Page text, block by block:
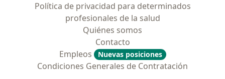
Política de privacidad para determinados
profesionales de la salud
Quiénes somos
Contacto
Empleos
Nuevas posiciones
Condiciones Generales de Contratación